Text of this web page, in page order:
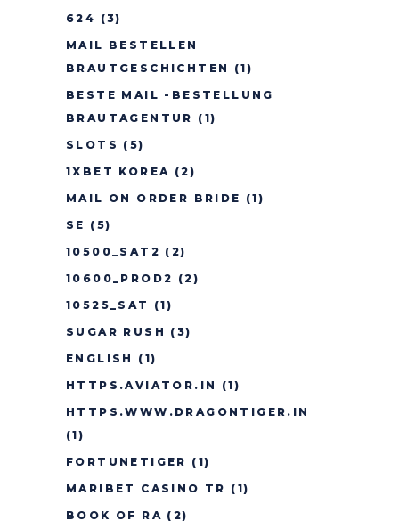
624 (3)
MAIL BESTELLEN
BRAUTGESCHICHTEN
(1)
BESTE MAIL -BESTELLUNG
BRAUTAGENTUR (1)
SLOTS (5)
1XBET KOREA (2)
MAIL ON ORDER BRIDE (1)
SE (5)
10500_SAT2 (2)
10600_PROD2 (2)
10525_SAT
(1)
SUGAR RUSH (3)
ENGLISH
(1)
HTTPS.AVIATOR.IN
(1)
HTTPS.WWW.DRAGONTIGER.IN
(1)
FORTUNETIGER (1)
MARIBET CASINO TR (1)
BOOK OF RA (2)